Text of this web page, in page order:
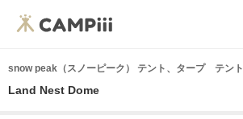
snow peak（スノーピーク） テント、タープ テント
Land Nest Dome